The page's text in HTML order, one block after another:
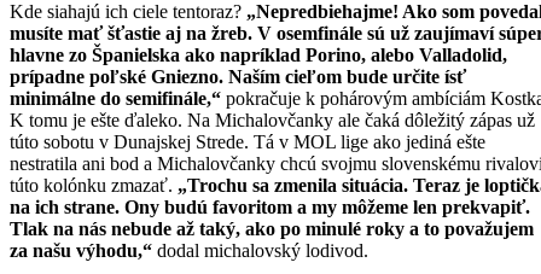
Kde siahajú ich ciele tentoraz? „Nepredbiehajme! Ako som
musíte mať šťastie aj na žreb. V osemfinále sú už zaujímaví
hlavne zo Španielska ako napríklad Porino, alebo Valladolid,
prípadne poľské Gniezno. Naším cieľom bude určite ísť
minimálne do semifinále,“ pokračuje k pohárovým ambíciám
K tomu je ešte ďaleko. Na Michalovčanky ale čaká dôležitý zápas už
túto sobotu v Dunajskej Strede. Tá v MOL lige ako jediná ešte
nestratila ani bod a Michalovčanky chcú svojmu slovenskému
túto kolónku zmazať. „Trochu sa zmenila situácia. Teraz je
na ich strane. Ony budú favoritom a my môžeme len prekvapiť.
Tlak na nás nebude až taký, ako po minulé roky a to považujem
za našu výhodu,“ dodal michalovský lodivod.